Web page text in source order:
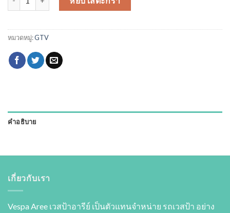
หมวดหมู่:GTV
คำอธิบาย
เกี่ยวกับเรา
Vespa Aree เวสป้าอารีย์ เป็นตัวแทนจำหน่าย รถเวสป้า อย่าง